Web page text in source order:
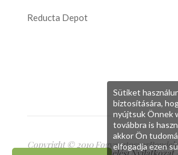
Reducta Depot
Copyright © 2010
Sütiket
biztosítására,
nyújtsuk Önnek
továbbra is
akkor Ön
elfogadja ezen